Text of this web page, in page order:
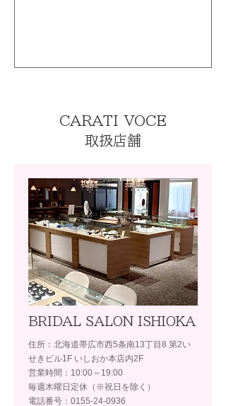
CARATI VOCE
取扱店舗
BRIDAL SALON ISHIOKA
住所：北海道帯広市西5条南13丁目8 第2い
せきビル1F いしおか本店内2F
営業時間：10:00～19:00
毎週木曜日定休（※祝日を除く）
電話番号：0155-24-0936